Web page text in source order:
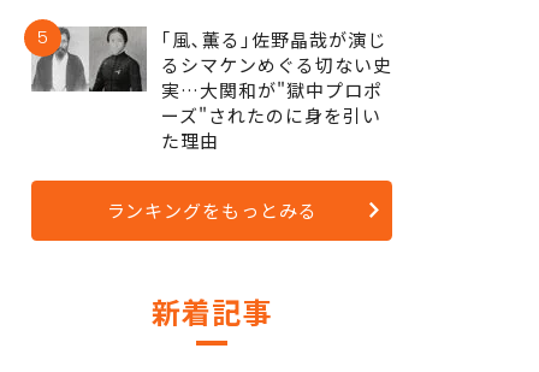
5
｢風､薫る｣佐野晶哉が演じ
るシマケンめぐる切ない史
実…大関和が"獄中プロポ
ーズ"されたのに身を引い
た理由
ランキングをもっとみる
新着記事